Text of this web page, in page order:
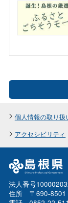
個人情報の取り扱
アクセシビリティ
法人番号
住所 〒690-8501